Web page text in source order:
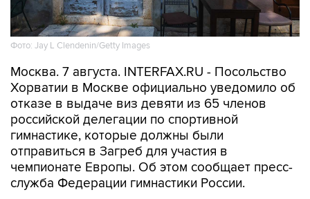
Фото: Jay L Clendenin/Getty Images
Москва. 7 августа. INTERFAX.RU - Посольство
Хорватии в Москве официально уведомило об
отказе в выдаче виз девяти из 65 членов
российской делегации по спортивной
гимнастике, которые должны были
отправиться в Загреб для участия в
чемпионате Европы. Об этом сообщает пресс-
служба Федерации гимнастики России.